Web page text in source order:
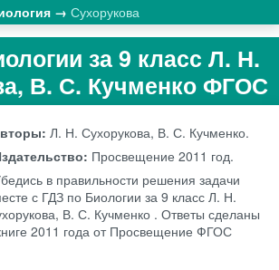
Сухорукова
за 9 класс Л. Н.
В. С. Кучменко ФГОС
Л. Н. Сухорукова, В. С. Кучменко.
Просвещение 2011 год.
в правильности решения задачи
с ГДЗ по Биологии за 9 класс Л. Н.
В. С. Кучменко . Ответы сделаны
2011 года от Просвещение ФГОС